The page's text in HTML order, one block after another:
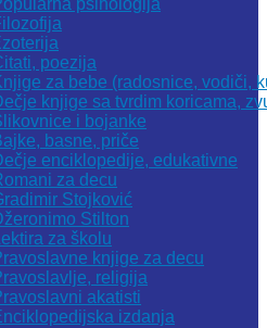
psihologija
poezija
za bebe (radosnice, vodiči,
knjige sa tvrdim koricama,
i bojanke
basne, priče
enciklopedije, edukativne
za decu
Stojković
Stilton
za školu
knjige za decu
religija
akatisti
izdanja